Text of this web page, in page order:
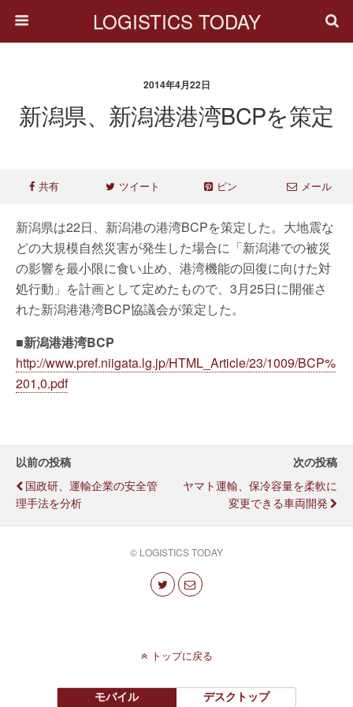
LOGISTICS TODAY
2014年4月22日
新潟県、新潟港港湾BCPを策定
共有 ツイート ピン メール
新潟県は22日、新潟港の港湾BCPを策定した。大地震な
どの大規模自然災害が発生した場合に「新潟港での被災
の影響を最小限に食い止め、港湾機能の回復に向けた対
処行動」を計画として定めたもので、3月25日に開催さ
れた新潟港港湾BCP協議会が策定した。
■新潟港港湾BCP
http://www.pref.niigata.lg.jp/HTML_Article/23/1009/BCP%
201,0.pdf
以前の投稿
国政研、運輸企業の安全管
理手法を分析
次の投稿
ヤマト運輸、保冷容量を柔軟に
変更できる車両開発
© LOGISTICS TODAY
トップに戻る
モバイル デスクトップ